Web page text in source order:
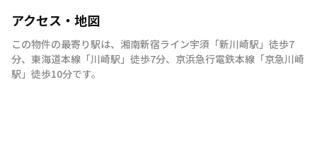
アクセス・地図
この物件の最寄り駅は、 湘南新宿ライン宇須 「新川崎駅 」 徒歩7
分、 東海道本線 「川崎駅 」 徒歩7分、 京浜急行電鉄本線 「京急川崎
駅 」 徒歩10分です。